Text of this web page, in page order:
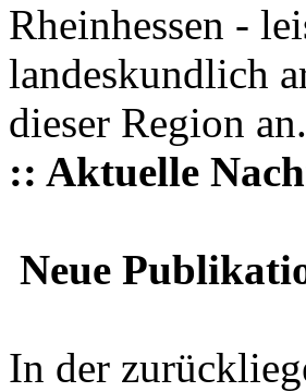
Rheinhessen -
landeskundlich
dieser Region an.
:: Aktuelle
Neue
In der